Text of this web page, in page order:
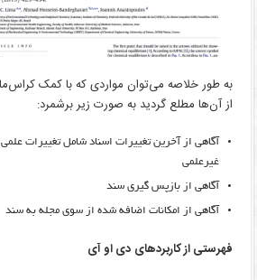
به طور خلاصه می‌توان مواردی که با کمک
از آن‌ها مطلع گردید به صورت زیر برشمرد:
آگاهی از آخرین تغییرات اسناد شامل تغییرات
غیرعلمی
آگاهی از بازپس گیری سند
آگاهی از امکانات اضافه شده از سوی مجله به سند
فهرستی از کاربردهای دی او آی